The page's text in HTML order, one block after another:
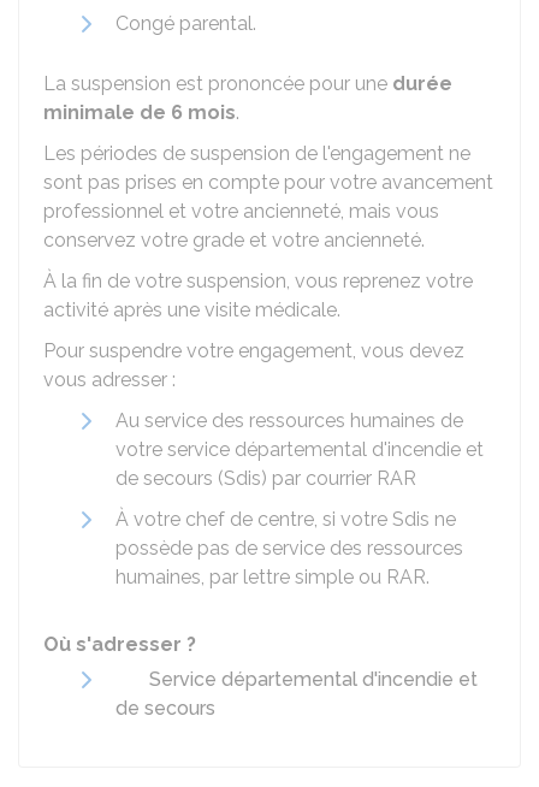
Congé parental.
La suspension est prononcée pour une durée
minimale de 6 mois.
Les périodes de suspension de l'engagement ne
sont pas prises en compte pour votre avancement
professionnel et votre ancienneté, mais vous
conservez votre grade et votre ancienneté.
À la fin de votre suspension, vous reprenez votre
activité après une visite médicale.
Pour suspendre votre engagement, vous devez
vous adresser :
Au service des ressources humaines de
votre service départemental d'incendie et
de secours (Sdis) par courrier RAR
À votre chef de centre, si votre Sdis ne
possède pas de service des ressources
humaines, par lettre simple ou RAR.
Où s'adresser ?
Service départemental d'incendie et
de secours